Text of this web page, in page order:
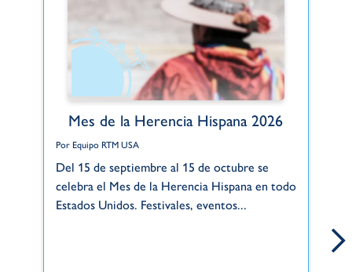
Mes de la Herencia Hispana 2026
Por Equipo RTM USA
Del 15 de septiembre al 15 de octubre se
celebra el Mes de la Herencia Hispana en todo
Estados Unidos. Festivales, eventos...